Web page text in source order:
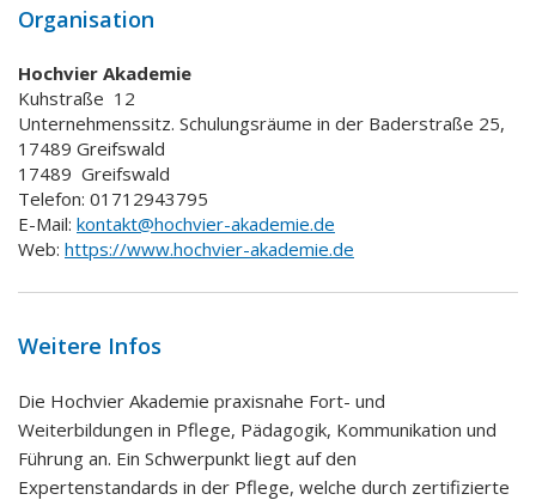
Organisation
Hochvier Akademie
Kuhstraße 12
Unternehmenssitz. Schulungsräume in der Baderstraße 25,
17489 Greifswald
17489 Greifswald
Telefon: 01712943795
E-Mail: kontakt@hochvier-akademie.de
Web: https://www.hochvier-akademie.de
Weitere Infos
Die Hochvier Akademie praxisnahe Fort- und
Weiterbildungen in Pflege, Pädagogik, Kommunikation und
Führung an. Ein Schwerpunkt liegt auf den
Expertenstandards in der Pflege, welche durch zertifizierte